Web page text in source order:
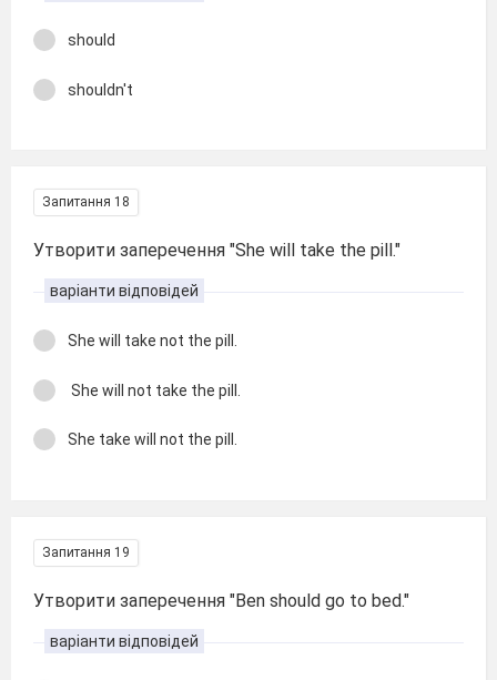
should
shouldn't
Запитання 18
Утворити заперечення "She will take the pill."
варіанти відповідей
She will take not the pill.
She will not take the pill.
She take will not the pill.
Запитання 19
Утворити заперечення "Ben should go to bed."
варіанти відповідей